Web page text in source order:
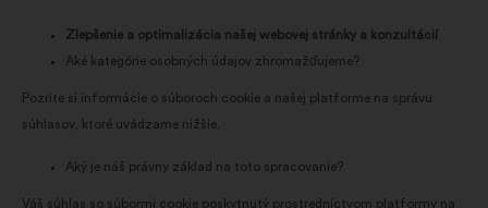
Zlepšenie a optimalizácia našej webovej stránky a konzultácií
Aké kategórie osobných údajov zhromažďujeme?
Pozrite si informácie o súboroch cookie a našej platforme na správu
súhlasov, ktoré uvádzame nižšie.
Aký je náš právny základ na toto spracovanie?
Váš súhlas so súbormi cookie poskytnutý prostredníctvom platformy na